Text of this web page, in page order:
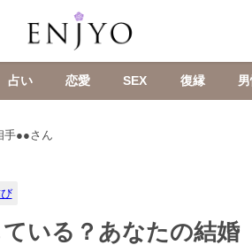
占い 恋愛 SEX 復縁
手●●さん
いる？あなたの結婚